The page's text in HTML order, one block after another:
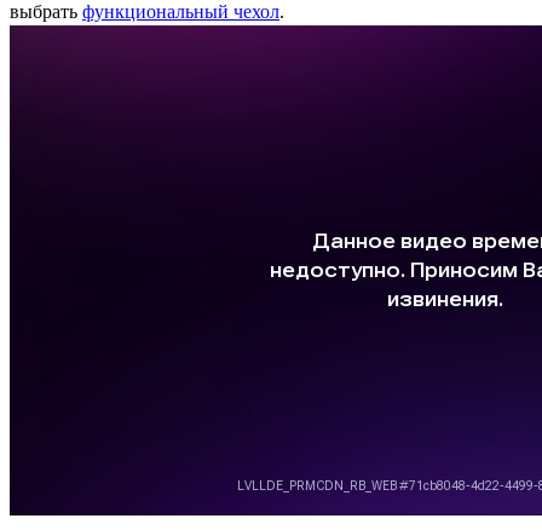
выбрать функциональный чехол.